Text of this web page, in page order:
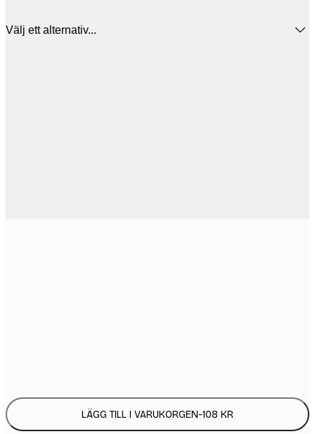
Välj ett alternativ...
LÄGG TILL I VARUKORGEN-108 KR